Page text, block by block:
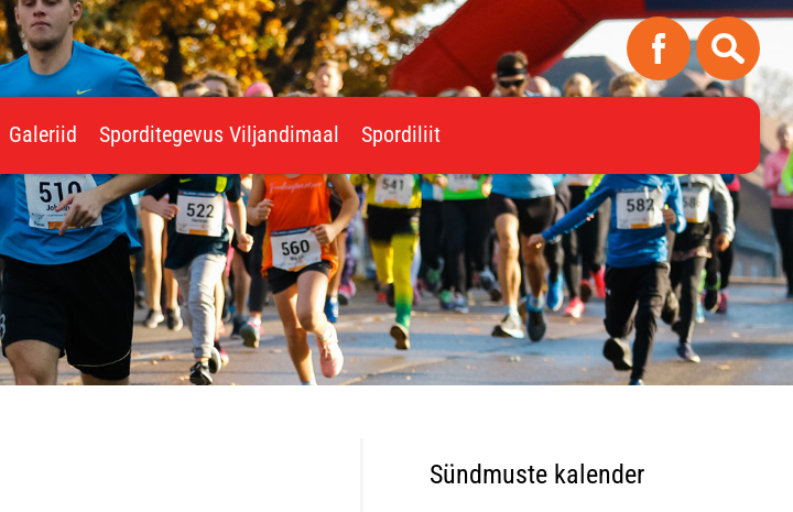
Galeriid Sporditegevus Viljandimaal Spordiliit
Sündmuste kalender